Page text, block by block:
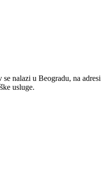
nalazi u Beogradu, na adresi
usluge.